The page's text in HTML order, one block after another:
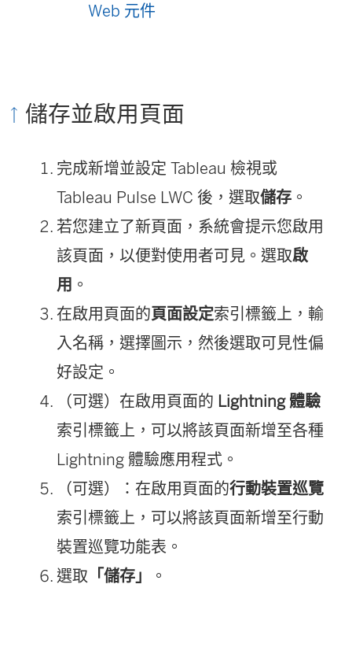
Web 元件
儲存並啟用頁面
完成新增並設定 Tableau 檢視或
Tableau Pulse LWC 後，選取儲存 。
若您建立了新頁面，系統會提示您啟用
該頁面，以便對使用者可見。選取啟
用 。
在啟用頁面的頁面設定索引標籤上，輸
入名稱，選擇圖示，然後選取可見性偏
好設定。
（可選）在啟用頁面的 Lightning 體驗
索引標籤上，可以將該頁面新增至各種
Lightning 體驗應用程式。
（可選）：在啟用頁面的行動裝置巡覽
索引標籤上，可以將該頁面新增至行動
裝置巡覽功能表。
選取 「儲存」 。